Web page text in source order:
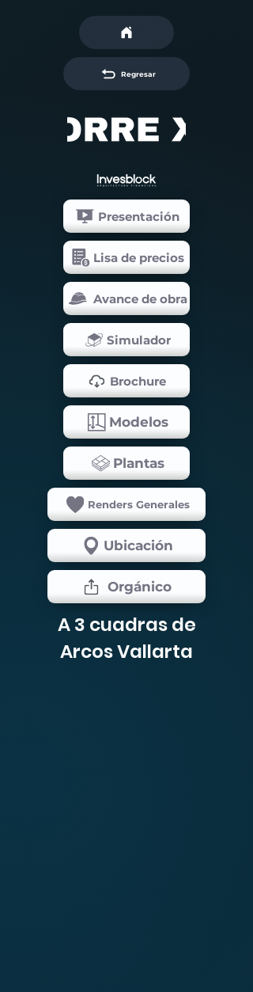
Regresar
Presentación
Lisa de precios
Avance de obra
Simulador
Brochure
Modelos
Plantas
Renders Generales
Ubicación
Orgánico
A 3 cuadras de
Arcos Vallarta